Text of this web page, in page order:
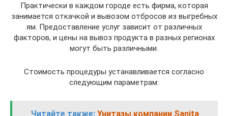
Практически в каждом городе есть фирма, которая
занимается откачкой и вывозом отбросов из выгребных
ям. Предоставление услуг зависит от различных
факторов, и цены на вывоз продукта в разных регионах
могут быть различными.
Стоимость процедуры устанавливается согласно
следующим параметрам:
Читайте также: Унитазы компании Sanita